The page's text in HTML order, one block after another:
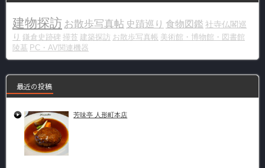
建物探訪 お散歩写真帖 史蹟巡り 食物図鑑 社寺仏閣巡
り 鎌倉史跡碑 掃苔 建築探訪 お散歩写真帳 美術館・博物館・図書館
陵墓 PC・AV関連機器
最近の投稿
芳味亭 人形町本店